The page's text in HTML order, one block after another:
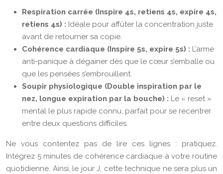
Respiration carrée (Inspire 4s, retiens 4s, expire 4s,
retiens 4s) : Idéale pour affûter la concentration juste
avant de retourner sa copie.
Cohérence cardiaque (Inspire 5s, expire 5s) : L’arme
anti-panique à dégainer dès que le cœur s’emballe ou
que les pensées s’embrouillent.
Soupir physiologique (Double inspiration par le
nez, longue expiration par la bouche) : Le « reset »
mental le plus rapide connu, parfait pour se recentrer
entre deux questions difficiles.
Ne vous contentez pas de lire ces lignes : pratiquez.
Intégrez 5 minutes de cohérence cardiaque à votre routine
quotidienne. Ainsi, le jour J, cette technique ne sera plus un